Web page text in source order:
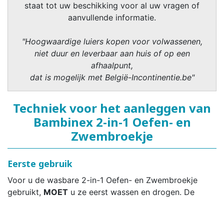
staat tot uw beschikking voor al uw vragen of
aanvullende informatie.
"Hoogwaardige luiers kopen voor volwassenen,
niet duur en leverbaar aan huis of op een
afhaalpunt,
dat is mogelijk met België-Incontinentie.be"
Techniek voor het aanleggen van
Bambinex 2-in-1 Oefen- en
Zwembroekje
Eerste gebruik
Voor u de wasbare 2-in-1 Oefen- en Zwembroekje
gebruikt, MOET u ze eerst wassen en drogen. De